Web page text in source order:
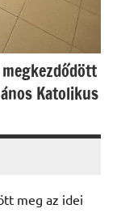
Katolikus
meg az idei